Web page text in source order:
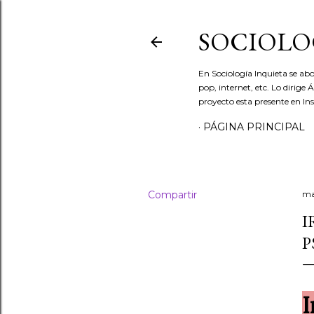
En Sociología Inquieta se
pop, internet, etc. Lo dirige
proyecto esta presente en
PÁGINA PRINCIPAL
Compartir